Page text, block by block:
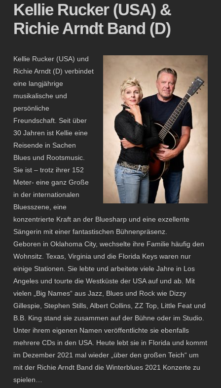
Kellie Rucker (USA) &
Richie Arndt Band (D)
Kellie Rucker (USA) und
Richie Arndt (D) verbindet
eine langjährige
musikalische und
persönliche
Freundschaft. Seit über
30 Jahren ist Kellie eine
Reisende in Sachen
Blues und Rootsmusic.
Sie ist – trotz ihrer 152
Meter- eine ganz Große
in der internationalen
Bluesszene, eine
konzentrierte Kraft an der Bluesharp und eine exzellente
Sängerin mit einer fantastischen Bühnenpräsenz.
Geboren in Oklahoma City, wechselte ihre Familie häufig den
Wohnsitz. Texas, Virginia und die Florida Keys waren nur
einige Stationen. Sie lebte und arbeitete viele Jahre in Los
Angeles und tourte die Westküste der USA auf und ab. Mit
vielen „Big Names“ aus Jazz, Blues und Rock wie Dizzy
Gillespie, Stephen Stills, Albert Collins, ZZ Top, Little Feat und
B.B. King stand sie zusammen auf der Bühne oder im Studio.
Unter ihrem eigenen Namen veröffentlichte sie ebenfalls
mehrere CDs in den USA. Heute lebt sie in Florida und kommt
im Dezember 2021 mal wieder „über den großen Teich“ um
mit der Richie Arndt Band die Winterblues 2021 Konzerte zu
spielen…